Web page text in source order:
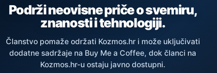
Podrži neovisne priče o svemiru,
znanosti i tehnologiji.
Članstvo pomaže održati Kozmos.hr i može uključivati
dodatne sadržaje na Buy Me a Coffee, dok članci na
Kozmos.hr-u ostaju javno dostupni.